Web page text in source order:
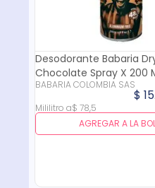
Desodorante Babaria
Chocolate Spray X 200
BABARIA COLOMBIA SAS
$ 15
Mililitro a$ 78,5
AGREGAR A LA